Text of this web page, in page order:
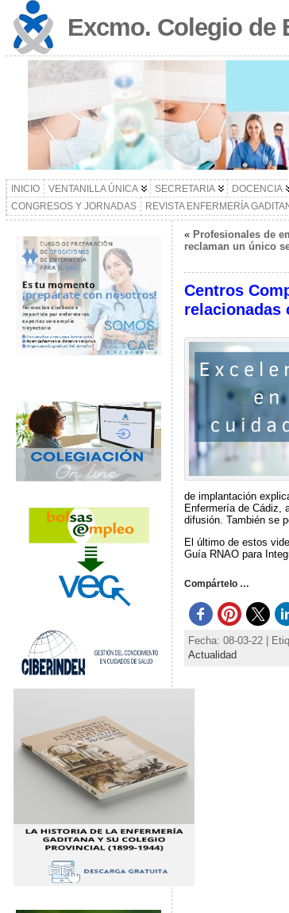
Excmo. Colegio de
INICIO VENTANILLA ÚNICA SECRETARIA DOCENCIA
CONGRESOS Y JORNADAS
REVISTA ENFERMERÍA
« Profesionales de
reclaman un único
Centros
relacionadas
de implantación
Enfermería de Cádiz,
difusión. También se
El último de estos
Guía RNAO para
Compártelo …
Fecha: 08-03-22 |
Actualidad